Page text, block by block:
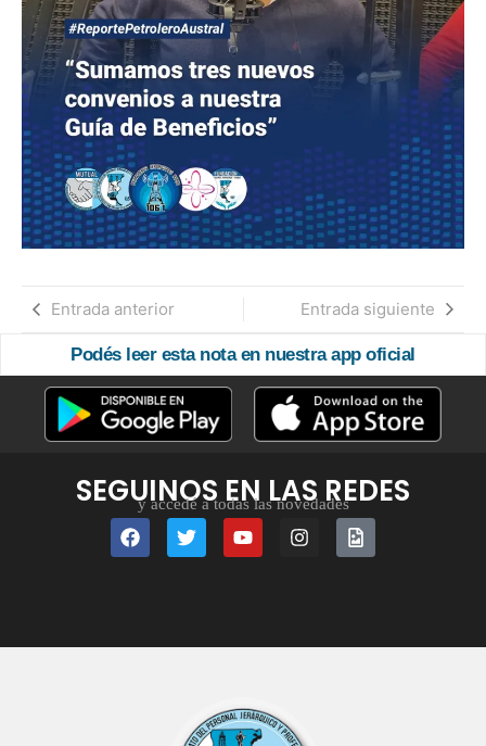
Entrada anterior Entrada siguiente
Podés leer esta nota en nuestra app oficial
SEGUINOS EN LAS REDES
y accedé a todas las novedades